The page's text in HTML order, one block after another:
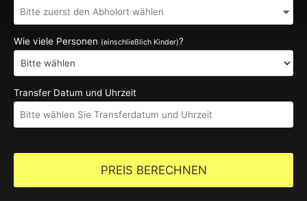
Wie viele Personen (einschließlich Kinder)?
Transfer Datum und Uhrzeit
PREIS BERECHNEN